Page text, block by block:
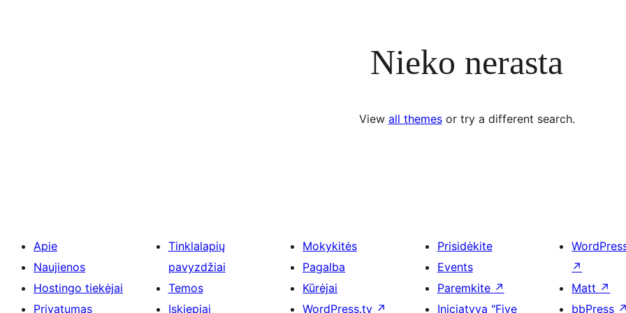
Nieko nerasta
View all themesor try a different search.
Apie
Naujienos
Hostingo tiekėjai
Privatumas
Tinklalapių
pavyzdžiai
Temos
Įskiepiai
Mokykitės
Pagalba
Kūrėjai
WordPress.tv ↗
Prisidėkite
Events
Paremkite ↗
Iniciatyva "Five
↗
Matt ↗
bbPress ↗